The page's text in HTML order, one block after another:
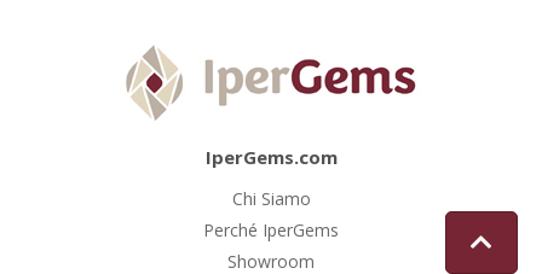
IperGems.com
Chi Siamo
Perché IperGems
Showroom